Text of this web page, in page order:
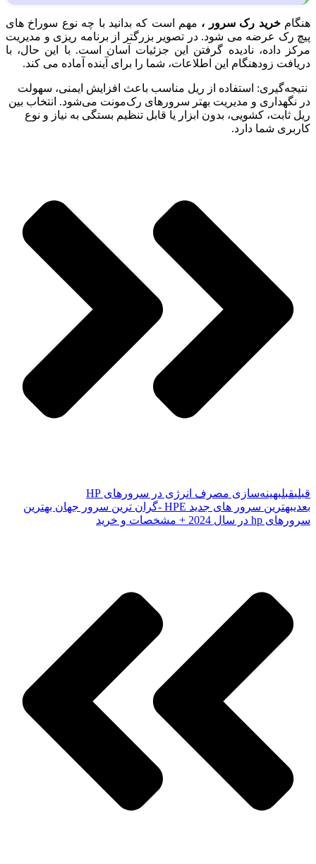
هنگامخرید رک سرور ، مهم است که بدانید با چه نوع سوراخ های
پیچ رک عرضه می شود. در تصویر بزرگتر از برنامه ریزی و مدیریت
مرکز داده، نادیده گرفتن این جزئیات آسان است. با این حال، با
دریافت زودهنگام این اطلاعات، شما را برای آینده آماده می کند.
نتیجه‌گیری: استفاده از ریل مناسب باعث افزایش ایمنی، سهولت
در نگهداری و مدیریت بهتر سرورهای رک‌مونت می‌شود. انتخاب بین
ریل ثابت، کشویی، بدون ابزار یا قابل تنظیم بستگی به نیاز و نوع
کاربری شما دارد.
قبلیقبلبهینه‌سازی مصرف انرژی در سرورهای HP
بعدی
بهترین سرور های جدید HPE -گران ترین سرور جهان بهترین
سرورهای hp در سال 2024 + مشخصات و خرید